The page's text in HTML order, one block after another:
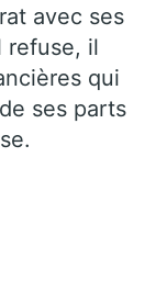
avec ses
refuse, il
qui
ses parts